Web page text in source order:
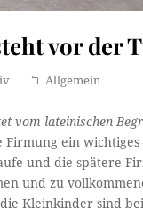
vor der
Allgemein
vom lateinischen
ein
und die spätere
und zu
Kleinkinder sind